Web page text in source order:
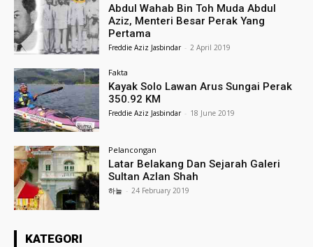
Abdul Wahab Bin Toh Muda Abdul
Aziz, Menteri Besar Perak Yang
Pertama
Freddie Aziz Jasbindar - 2 April 2019
Fakta
Kayak Solo Lawan Arus Sungai Perak
350.92 KM
Freddie Aziz Jasbindar - 18 June 2019
Pelancongan
Latar Belakang Dan Sejarah Galeri
Sultan Azlan Shah
하늘 - 24 February 2019
KATEGORI